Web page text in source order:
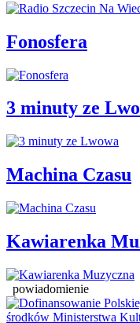
Fonosfera
3 minuty ze
Machina Czasu
Kawiarenka
powiadomienie